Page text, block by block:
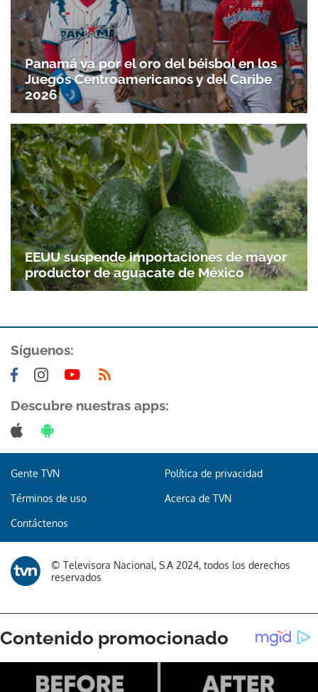
Gracias por suscribirte a nuestro boletín.
Panamá va por el oro del béisbol en los
Juegos Centroamericanos y del Caribe
2026
EEUU suspende importaciones de mayor
productor de aguacate de México
Síguenos:
Descubre nuestras apps:
Gente TVN Política de privacidad
Términos de uso Acerca de TVN
Contáctenos
© Televisora Nacional, S.A 2024, todos los derechos
reservados